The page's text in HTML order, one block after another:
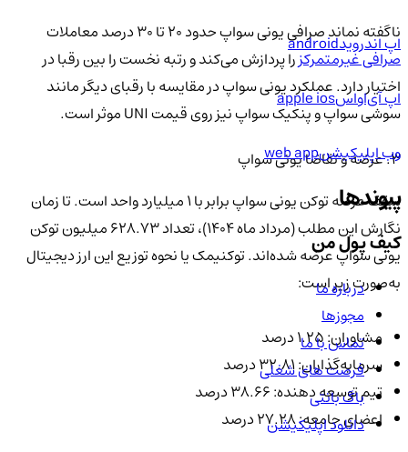
ناگفته نماند صرافی یونی سواپ حدود ۲۰ تا ۳۰ درصد معاملات
صرافی غیرمتمرکزرا پردازش می‌کند و رتبه نخست را بین رقبا در
اختیار دارد. عملکرد یونی سواپ در مقایسه با رقبای دیگر مانند
سوشی سواپ و پنکیک سواپ نیز روی قیمت UNI موثر است.
۳. عرضه و تقاضا یونی سواپ
سقف عرضه توکن یونی سواپ برابر با ۱ میلیارد واحد است. تا زمان
نگارش این مطلب (مرداد ماه ۱۴۰۴)، تعداد ۶۲۸.۷۳ میلیون توکن
یونی سواپ عرضه شده‌اند. توکنیمک یا نحوه توزیع این ارز دیجیتال
به‌صورت زیر است:‌
مشاوران: ۱.۲۵ درصد
سرمایه‌گذاران: ۳۲.۸۱ درصد
تیم توسعه دهنده: ۳۸.۶۶ درصد
اعضای جامعه: ۲۷.۲۸ درصد
اپ اندرویدandroid
اپ آی‌او‌اسapple ios
وب اپلیکیشنweb app
پیوندها
کیف پول من
درباره ما
مجوزها
تماس با ما
فرصت های شغلی
باگ بانتی
دانلود اپلیکیشن